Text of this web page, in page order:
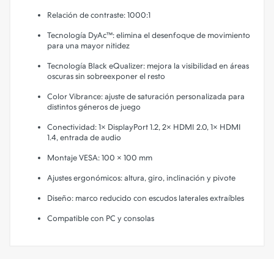
Relación de contraste: 1000:1
Tecnología DyAc™: elimina el desenfoque de movimiento
para una mayor nitidez
Tecnología Black eQualizer: mejora la visibilidad en áreas
oscuras sin sobreexponer el resto
Color Vibrance: ajuste de saturación personalizada para
distintos géneros de juego
Conectividad: 1× DisplayPort 1.2, 2× HDMI 2.0, 1× HDMI
1.4, entrada de audio
Montaje VESA: 100 × 100 mm
Ajustes ergonómicos: altura, giro, inclinación y pivote
Diseño: marco reducido con escudos laterales extraíbles
Compatible con PC y consolas